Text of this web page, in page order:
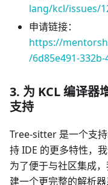
lang/kcl/issues/
申请链接：
https://
/6d85e491-332b-
3. 为 KCL 编译
支持
Tree-sitter 是一个支
持 IDE 的更多特性，
为了便于与社区集成
建一个更完整的解析器